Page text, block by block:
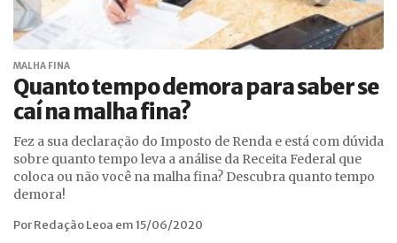
MALHA FINA
Quanto tempo demora para saber se
caí na malha fina?
Fez a sua declaração do Imposto de Renda e está com dúvida
sobre quanto tempo leva a análise da Receita Federal que
coloca ou não você na malha fina? Descubra quanto tempo
demora!
Por Redação Leoa em 15/06/2020